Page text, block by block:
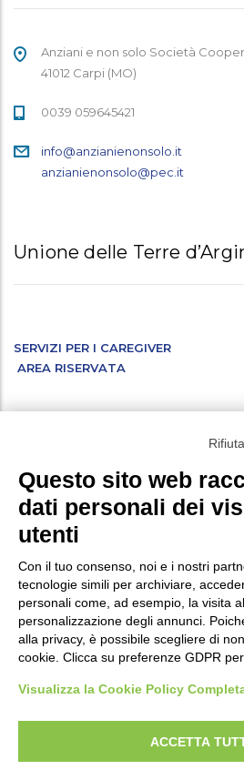
Anziani e non solo Società
41012 Carpi (MO)
0039 059645421
info@anzianienonsolo.it
anzianienonsolo@pec.it
Unione delle Terre
SERVIZI PER I CAREGIVER
AREA RISERVATA
Vuoi iscriverti alla nostra newsletter ed
novità e i progetti a cui stiamo lavorando?
del
modulo di iscrizione
Privacy
Policy di protezione dei minori
Modifica preferenze Cookie
P.IVA e Iscr. Reg. Imp. MO 04699521219
REA MO – 341781
Questo sito web
dati personali dei
utenti
Con il tuo consenso, noi e i nostri
tecnologie simili per archiviare,
personali come, ad esempio, la visita
personalizzazione degli annunci.
alla privacy, è possibile scegliere di
cookie. Clicca su preferenze GDPR
Visualizza la Cookie Policy
ACCETTA